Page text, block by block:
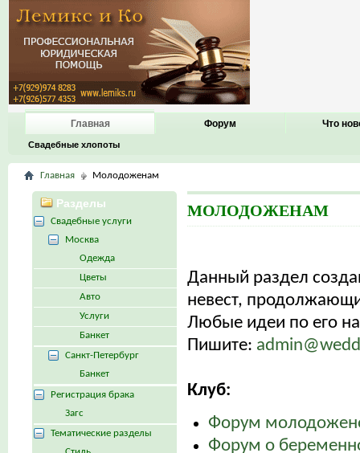
Главная
Свадебные хлопоты
Форум Что
Главная Молодоженам
МОЛОДОЖЕНАМ
Данный раздел
невест,
Любые идеи по его
Пишите:
Клуб:
Форум
Форум о
Разделы
Свадебные услуги
Москва
Одежда
Цветы
Авто
Услуги
Банкет
Санкт-Петербург
Банкет
Регистрация брака
Загс
Тематические разделы